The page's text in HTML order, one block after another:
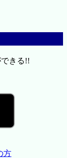
きる!!
方